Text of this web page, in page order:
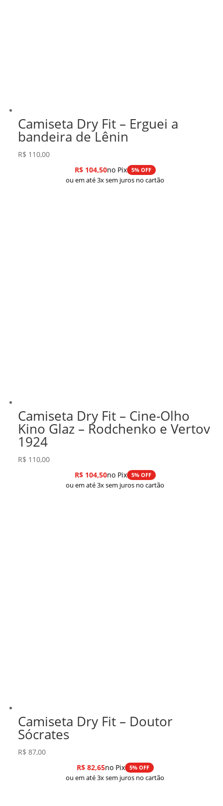
Camiseta Dry Fit – Erguei a
bandeira de Lênin
R$ 110,00
R$104,50no Pix 5% OFF
ou em até 3x sem juros no cartão
Camiseta Dry Fit – Cine-Olho
Kino Glaz – Rodchenko e Vertov
1924
R$ 110,00
R$104,50no Pix 5% OFF
ou em até 3x sem juros no cartão
Camiseta Dry Fit – Doutor
Sócrates
R$ 87,00
R$82,65no Pix 5% OFF
ou em até 3x sem juros no cartão